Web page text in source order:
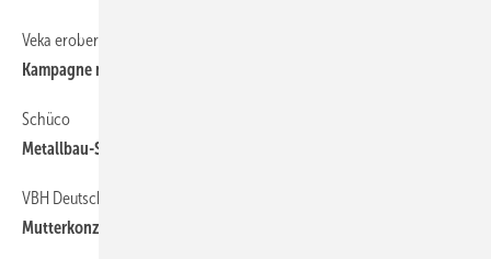
Veka erobert Endkundenherzen
Kampagne mit Charme und Witz
Schüco
Metallbau-Sparte stabil, Kunststoff unter Druck
VBH Deutschland insolvent
Mutterkonzern zieht sich zurück